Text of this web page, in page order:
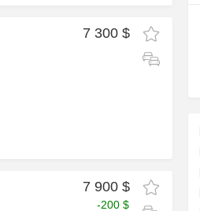
7 300 $
7 900 $
-200 $